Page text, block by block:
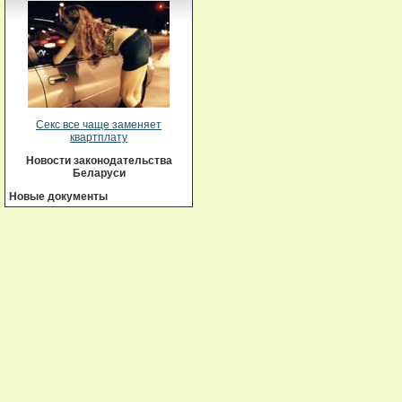
Секс все чаще заменяет
квартплату
Новости законодательства
Беларуси
Новые документы